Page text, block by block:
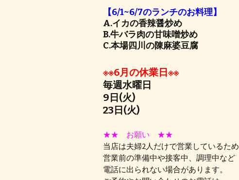
【6/1~6/7のランチのお料理】
A.イカの香辣醤炒め
B.牛バラ肉の甘味噌炒め
C.本場四川の陳麻婆豆腐
※※6月の休業日※※
毎週水曜日
9日(火)
23日(火)
★★ お願い ★★
当店は夫婦2人だけで営業しているため
営業前の準備中や接客中、調理中など
電話に出られない場合があります。